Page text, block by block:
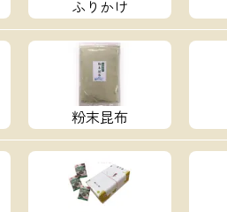
ふりかけ
粉末昆布